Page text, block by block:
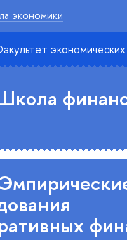
экономики